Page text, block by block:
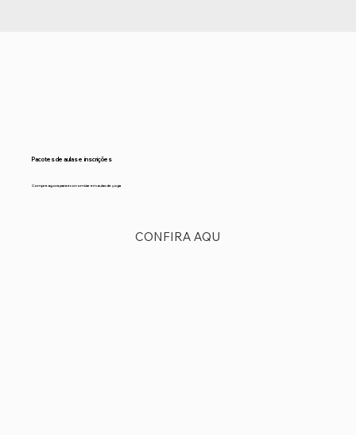
Pacotes de aulas e inscrições
Compre agora para economizar em aulas de yoga
CONFIRA AQU